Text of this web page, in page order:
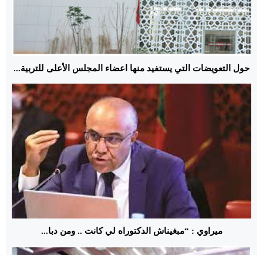
حول التعويضات التي يستفيد منها اعضاء المجلس الأعلى للتربية...
ميراوي : “مبغيناش الدكتوراه لي كانت .. ومن دبا...